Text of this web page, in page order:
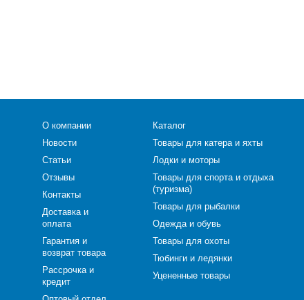
О компании
Новости
Статьи
Отзывы
Контакты
Доставка и
оплата
Гарантия и
возврат товара
Рассрочка и
кредит
Каталог
Товары для катера и яхты
Лодки и моторы
Товары для спорта и отдыха
(туризма)
Товары для рыбалки
Одежда и обувь
Товары для охоты
Тюбинги и ледянки
Уцененные товары